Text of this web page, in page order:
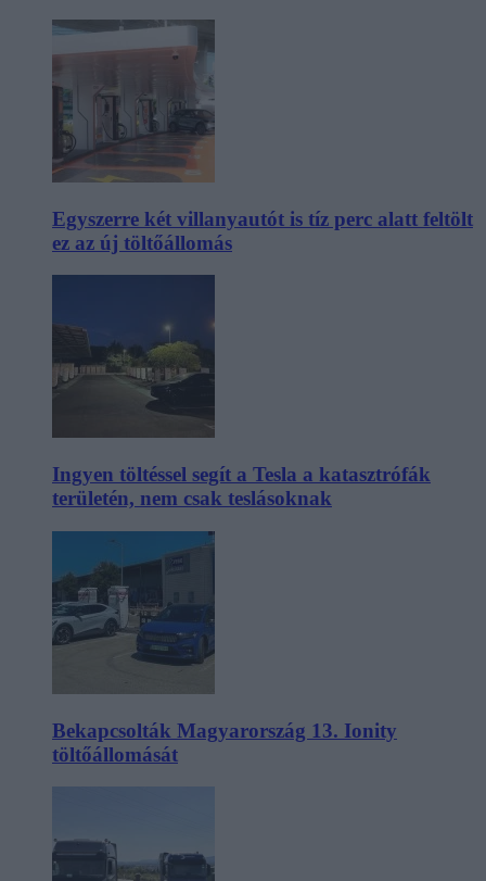
Egyszerre két villanyautót is tíz perc alatt feltölt
ez az új töltőállomás
Ingyen töltéssel segít a Tesla a katasztrófák
területén, nem csak teslásoknak
Bekapcsolták Magyarország 13. Ionity
töltőállomását